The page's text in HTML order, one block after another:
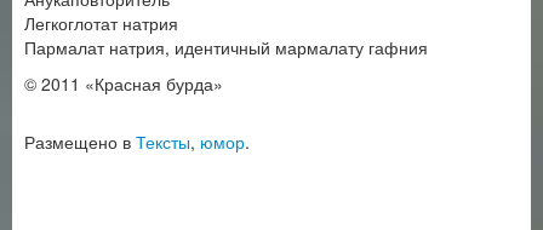
Легкоглотат натрия
Пармалат натрия, идентичный мармалату гафния
© 2011 «Красная бурда»
Размещено в Тексты, юмор.